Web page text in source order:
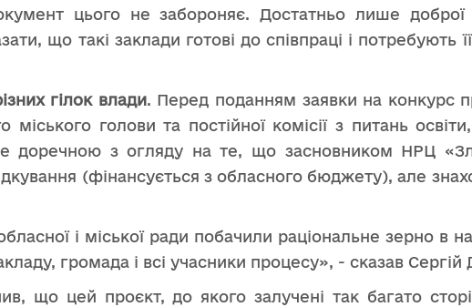
цього не забороняє. Достатньо лише доброї
що такі заклади готові до співпраці і потребуютьїї
гілок влади. Перед поданням заявки на конкурс
голови та постійної комісії з питань
доречною з огляду на те, що засновником НРЦ
(фінансується з обласного бюджету), але
і міської ради побачили раціональне зерно в
громада і всі учасники процесу», - сказав Сергій
що цей проєкт, до якого залучені так багато